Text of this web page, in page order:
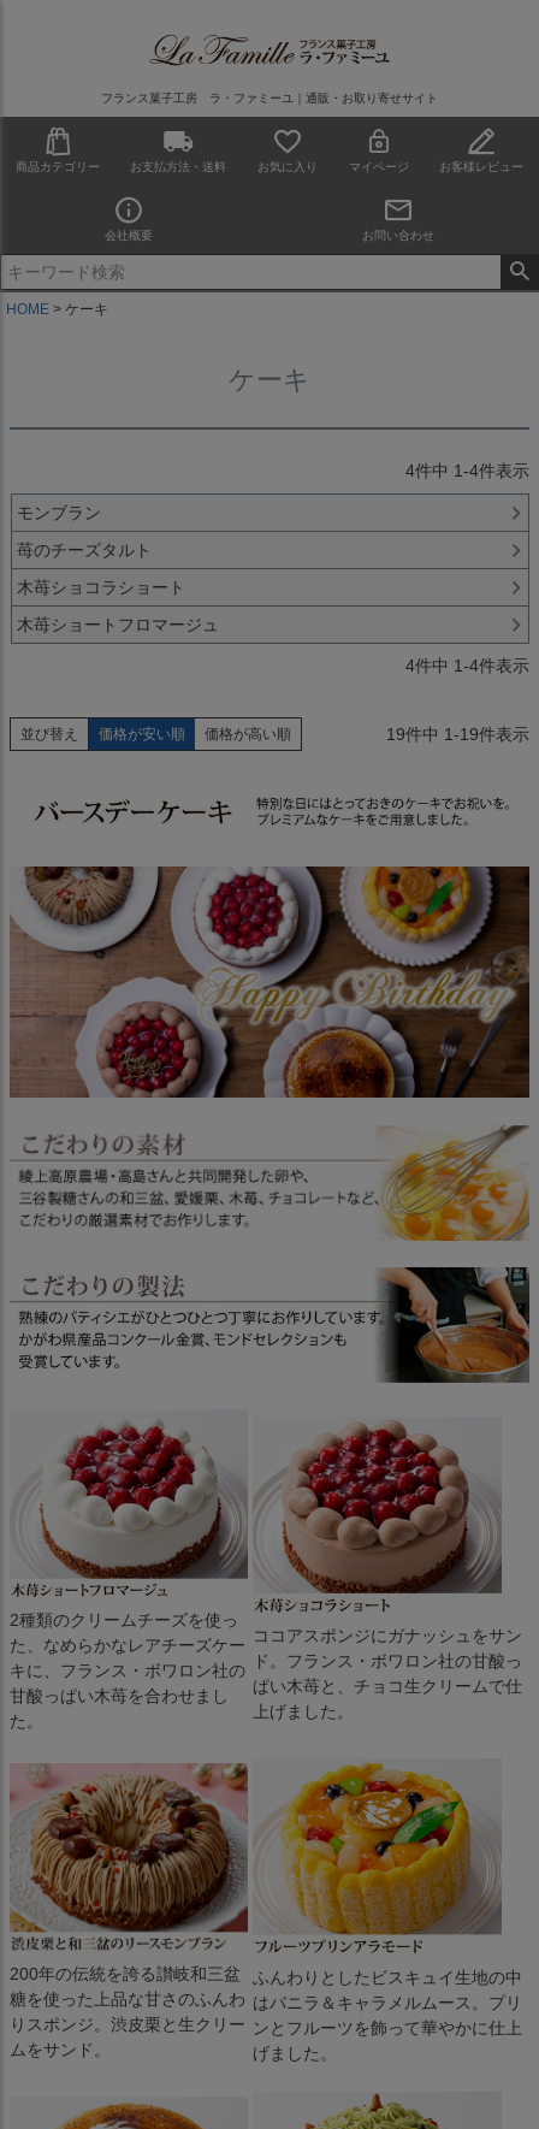
フランス菓子工房 ラ・ファミーユ｜通販・お取り寄せサイト
商品カテゴリー お支払方法・送料 お気に入り マイページ お客様レビュー
会社概要 お問い合わせ
HOME ケーキ
ケーキ
4件中 1-4件表示
モンブラン
苺のチーズタルト
木苺ショコラショート
木苺ショートフロマージュ
4件中 1-4件表示
並び替え 価格が安い順 価格が高い順 19件中 1-19件表示
2種類のクリームチーズを使っ
た、なめらかなレアチーズケー
キに、フランス・ボワロン社の
甘酸っぱい木苺を合わせまし
た。
ココアスポンジにガナッシュをサン
ド。フランス・ボワロン社の甘酸っ
ぱい木苺と、チョコ生クリームで仕
上げました。
200年の伝統を誇る讃岐和三盆
糖を使った上品な甘さのふんわ
りスポンジ。渋皮栗と生クリー
ムをサンド。
ふんわりとしたビスキュイ生地の中
はバニラ＆キャラメルムース。プリ
ンとフルーツを飾って華やかに仕上
げました。